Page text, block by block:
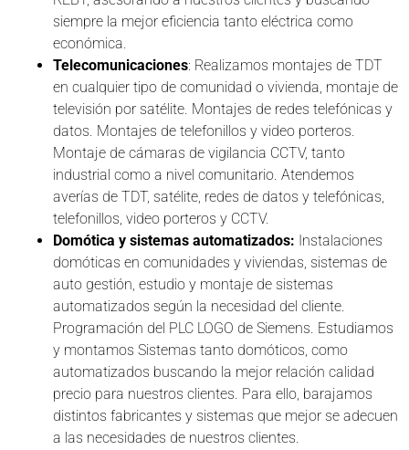
siempre la mejor eficiencia tanto eléctrica como
económica.
Telecomunicaciones: Realizamos montajes de TDT
en cualquier tipo de comunidad o vivienda, montaje de
televisión por satélite. Montajes de redes telefónicas y
datos. Montajes de telefonillos y video porteros.
Montaje de cámaras de vigilancia CCTV, tanto
industrial como a nivel comunitario. Atendemos
averías de TDT, satélite, redes de datos y telefónicas,
telefonillos, video porteros y CCTV.
Domótica y sistemas automatizados: Instalaciones
domóticas en comunidades y viviendas, sistemas de
auto gestión, estudio y montaje de sistemas
automatizados según la necesidad del cliente.
Programación del PLC LOGO de Siemens. Estudiamos
y montamos Sistemas tanto domóticos, como
automatizados buscando la mejor relación calidad
precio para nuestros clientes. Para ello, barajamos
distintos fabricantes y sistemas que mejor se adecuen
a las necesidades de nuestros clientes.